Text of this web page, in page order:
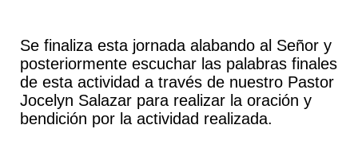
Se finaliza esta jornada alabando al Señor y
posteriormente escuchar las palabras finales
de esta actividad a través de nuestro Pastor
Jocelyn Salazar para realizar la oración y
bendición por la actividad realizada.